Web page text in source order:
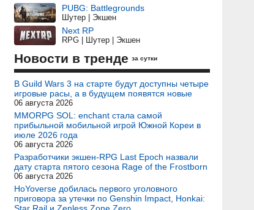
PUBG: Battlegrounds
Шутер | Экшен
Next RP
RPG | Шутер | Экшен
Новости в тренде за сутки
В Guild Wars 3 на старте будут доступны четыре
игровые расы, а в будущем появятся новые
06 августа 2026
MMORPG SOL: enchant стала самой
прибыльной мобильной игрой Южной Кореи в
июле 2026 года
06 августа 2026
Разработчики экшен-RPG Last Epoch назвали
дату старта пятого сезона Rage of the Frostborn
06 августа 2026
HoYoverse добилась первого уголовного
приговора за утечки по Genshin Impact, Honkai: